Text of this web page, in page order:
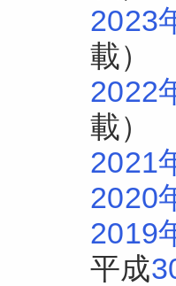
2023
載）
2022
載）
2021
2020
2019
平成